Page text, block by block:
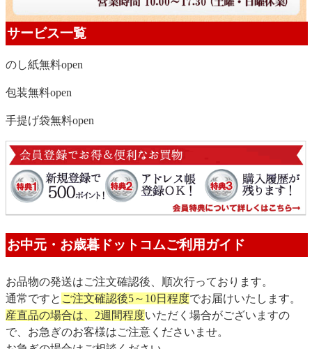
サービス一覧
のし紙無料open
包装無料open
手提げ袋無料open
お中元・お歳暮ドットコムご利用ガイド
お品物の発送はご注文確認後、順次行っております。
通常ですと ご注文確認後5～10日程度でお届けいたします。
産直品の場合は、2週間程度いただく場合がございますの
で、お急ぎのお客様はご注意くださいませ。